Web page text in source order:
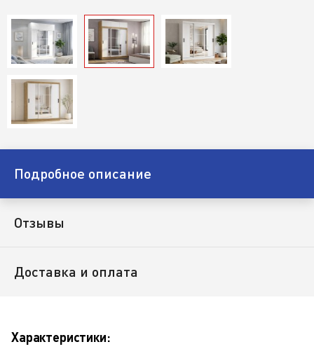
Подробное описание
Отзывы
Доставка и оплата
Характеристики: